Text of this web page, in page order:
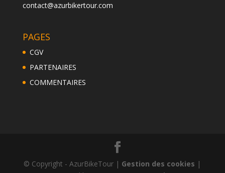
contact@azurbikertour.com
PAGES
CGV
PARTENAIRES
COMMENTAIRES
© Copyright - AzurBikeTour | Gestion des cookies |